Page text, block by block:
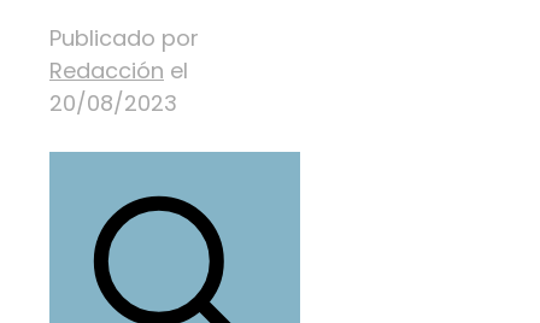
Publicado por
Redacción el
20/08/2023